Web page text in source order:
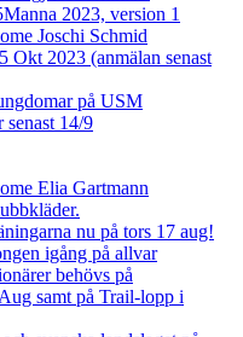
2023, version 1
Joschi Schmid
Okt 2023 (anmälan senast
på USM
14/9
Elia Gartmann
nu på tors 17 aug!
igång på allvar
behövs på
samt på Trail-lopp i